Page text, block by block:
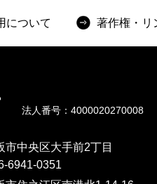
について 著作権・リ
法人番号：4000020270008
市中央区大手前2丁目
6941-0351